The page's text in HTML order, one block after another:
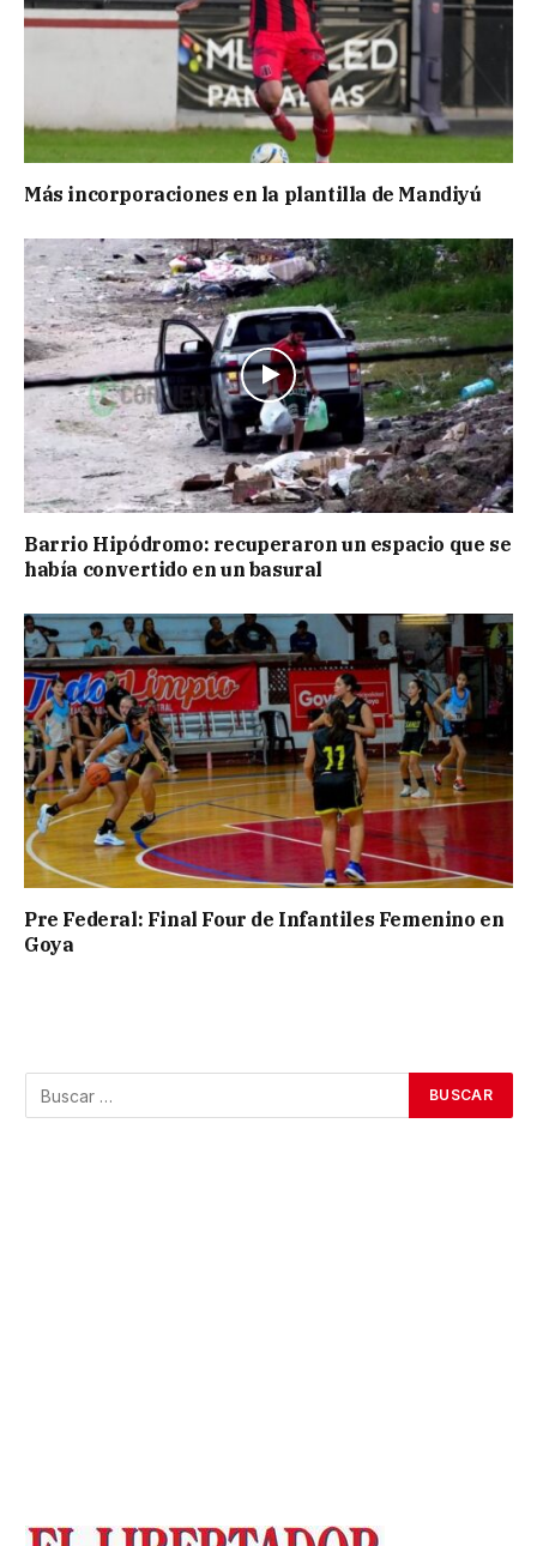
Más incorporaciones en la plantilla de Mandiyú
Barrio Hipódromo: recuperaron un espacio que se
había convertido en un basural
Pre Federal: Final Four de Infantiles Femenino en
Goya